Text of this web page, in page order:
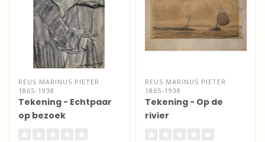
REUS MARINUS PIETER
1865-1938
Tekening - Echtpaar
op bezoek
REUS MARINUS PIETER
1865-1938
Tekening - Op de
rivier